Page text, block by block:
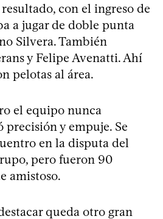
con el ingreso de
a jugar de doble punta
Silvera. También
y Felipe Avenatti. Ahí
pelotas al área.
el equipo nunca
precisión y empuje. Se
en la disputa del
pero fueron 90
amistoso.
queda otro gran